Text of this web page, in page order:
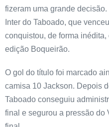
fizeram uma grande
Inter do Taboado, que
conquistou, de forma
edição Boqueirão.
O gol do título foi marcado
camisa 10 Jackson. Depois
Taboado conseguiu
final e segurou a pressão do